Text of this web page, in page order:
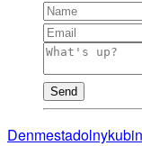
Send
Denmestadolnykubin